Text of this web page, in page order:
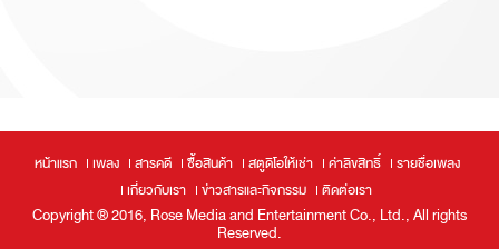
หน้าแรก เพลง สารคดี ซื้อสินค้า สตูดิโอให้เช่า ค่าลิขสิทธิ์
รายชื่อเพลง
เกี่ยวกับเรา
ข่าวสารและกิจกรรม ติดต่อเรา
Copyright ® 2016, Rose Media and Entertainment Co., Ltd., All rights
Reserved.